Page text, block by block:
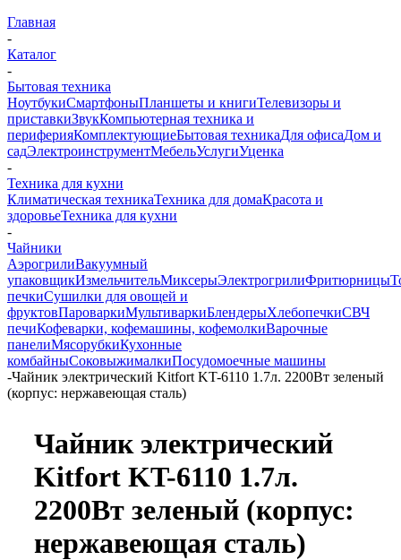
Главная
-
Каталог
-
Бытовая техника
НоутбукиСмартфоныПланшеты и книгиТелевизоры и
приставкиЗвукКомпьютерная техника и
периферияКомплектующиеБытовая техникаДля офисаДом и
садЭлектроинструментМебельУслугиУценка
-
Техника для кухни
Климатическая техникаТехника для домаКрасота и
здоровьеТехника для кухни
-
Чайники
АэрогрилиВакуумный
упаковщикИзмельчительМиксерыЭлектрогрилиФритюрницы
печкиСушилки для овощей и
фруктовПароваркиМультиваркиБлендерыХлебопечкиСВЧ
печиКофеварки, кофемашины, кофемолкиВарочные
панелиМясорубкиКухонные
комбайныСоковыжималкиПосудомоечные машины
-Чайник электрический Kitfort KT-6110 1.7л. 2200Вт зеленый
(корпус: нержавеющая сталь)
Чайник электрический
Kitfort KT-6110 1.7л.
2200Вт зеленый (корпус:
нержавеющая сталь)